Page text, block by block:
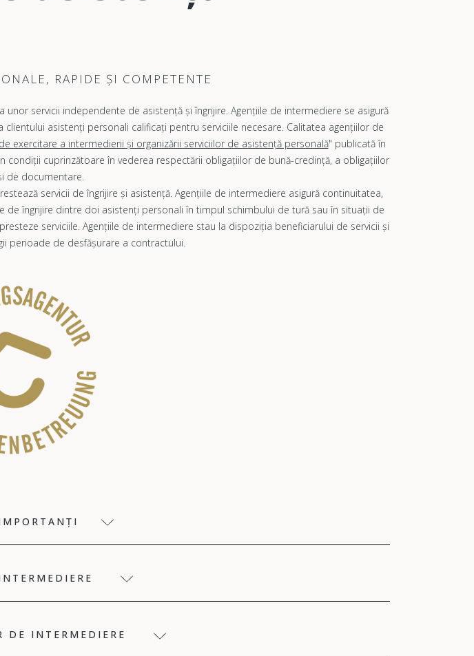
RAPIDE ȘI COMPETENTE
servicii independente de asistență și îngrijire. Agențiile de intermediere se asigură
asistenți personali calificați pentru serviciile necesare. Calitatea agențiilor de
exercitare a intermedierii și organizării serviciilor de asistență personală" publicată în
cuprinzătoare în vederea respectării obligațiilor de bună-credință, a obligațiilor
de documentare.
servicii de îngrijire și asistență. Agențiile de intermediere asigură continuitatea,
de îngrijire dintre doi asistenți personali în timpul schimbului de tură sau în situații de
serviciile. Agențiile de intermediere stau la dispoziția beneficiarului de servicii și
perioade de desfășurare a contractului.
DE INTERMEDIERE